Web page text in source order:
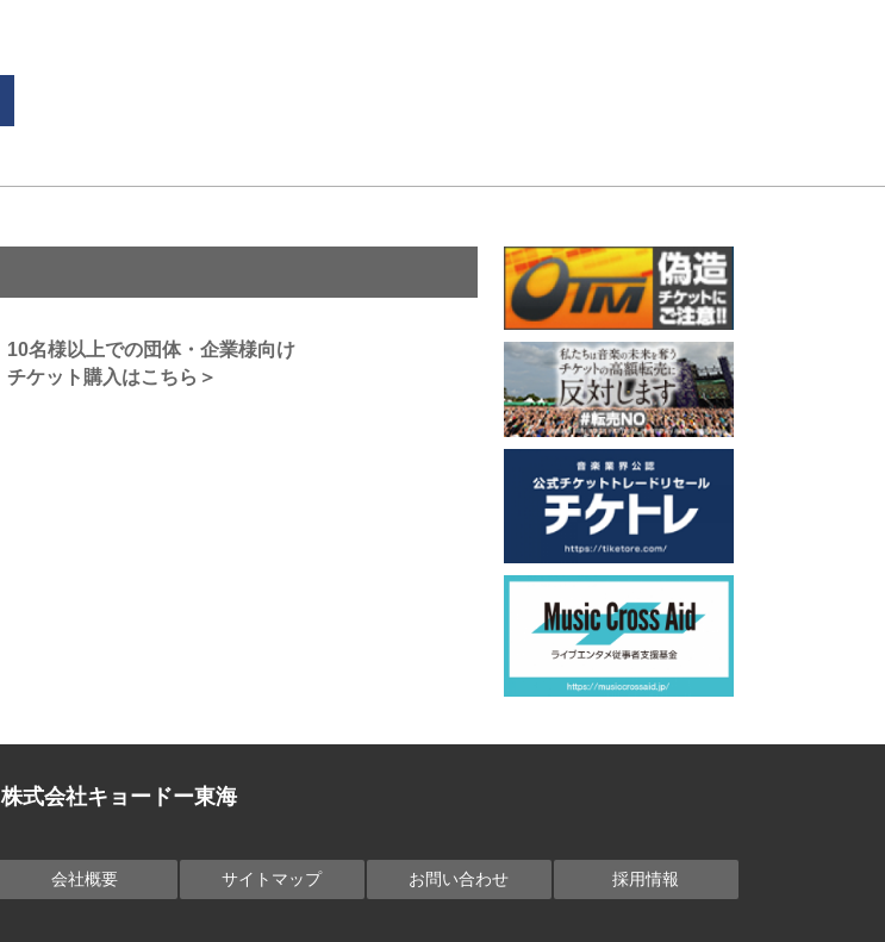
10名様以上での団体・企業様向け
チケット購入はこちら＞
株式会社キョードー東海
会社概要 サイトマップ お問い合わせ 採用情報